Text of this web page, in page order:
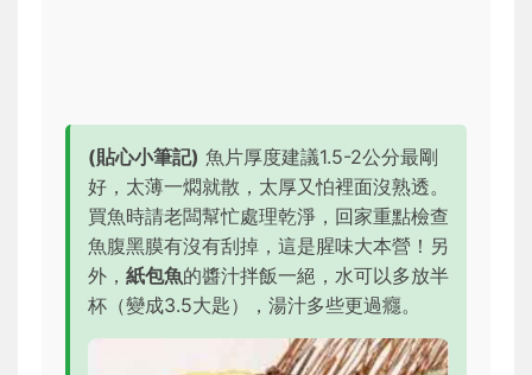
(貼心小筆記) 魚片厚度建議1.5-2公分最剛
好，太薄一燜就散，太厚又怕裡面沒熟透。
買魚時請老闆幫忙處理乾淨，回家重點檢查
魚腹黑膜有沒有刮掉，這是腥味大本營！另
外， 紙包魚的醬汁拌飯一絕，水可以多放半
杯（變成3.5大匙），湯汁多些更過癮。